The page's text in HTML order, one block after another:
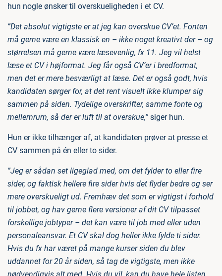
hun nogle ønsker til overskueligheden i et CV.
”Det absolut vigtigste er at jeg kan overskue CV’et. Fonten
må gerne være en klassisk en – ikke noget kreativt der – og
størrelsen må gerne være læsevenlig, fx 11. Jeg vil helst
læse et CV i højformat. Jeg får også CV’er i bredformat,
men det er mere besværligt at læse. Det er også godt, hvis
kandidaten sørger for, at det rent visuelt ikke klumper sig
sammen på siden. Tydelige overskrifter, samme fonte og
mellemrum, så der er luft til at overskue,”siger hun.
Hun er ikke tilhænger af, at kandidaten prøver at presse et
CV sammen på én eller to sider.
”Jeg er sådan set ligeglad med, om det fylder to eller fire
sider, og faktisk hellere fire sider hvis det flyder bedre og ser
mere overskueligt ud. Fremhæv det som er vigtigst i forhold
til jobbet, og hav gerne flere versioner af dit CV tilpasset
forskellige jobtyper – det kan være til job med eller uden
personaleansvar. Et CV skal dog heller ikke fylde ti sider.
Hvis du fx har været på mange kurser siden du blev
uddannet for 20 år siden, så tag de vigtigste, men ikke